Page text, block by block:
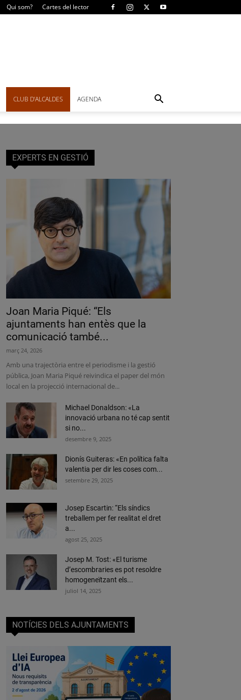
Qui som? Cartes del lector
CLUB D’ALCALDES AGENDA
EXPERTS EN GESTIÓ
Joan Maria Piqué: “Els
ajuntaments han entès que la
comunicació també...
març 24, 2026
Amb una trajectòria entre el periodisme i la gestió
pública, Joan Maria Piqué reivindica el paper del món
local en la projecció internacional de...
Michael Donaldson: «La
innovació urbana no té cap sentit
si no...
desembre 9, 2025
Dionís Guiteras: «En política falta
valentia per dir les coses com...
setembre 29, 2025
Josep Escartin: “Els síndics
treballem per fer realitat el dret
a...
agost 25, 2025
Josep M. Tost: «El turisme
d’escombraries es pot resoldre
homogeneïtzant els...
juliol 14, 2025
NOTÍCIES DELS AJUNTAMENTS